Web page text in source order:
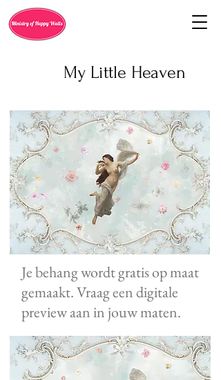
My Little Heaven
Je behang wordt gratis op maat
gemaakt. Vraag een digitale
preview aan in jouw maten.